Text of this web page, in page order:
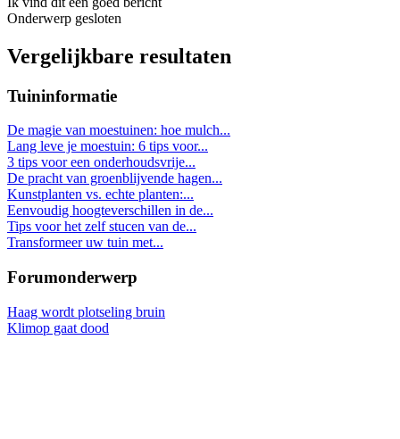
Onderwerp gesloten
Vergelijkbare resultaten
Tuininformatie
De magie van moestuinen: hoe mulch...
Lang leve je moestuin: 6 tips voor...
3 tips voor een onderhoudsvrije...
De pracht van groenblijvende hagen...
Kunstplanten vs. echte planten:...
Eenvoudig hoogteverschillen in de...
Tips voor het zelf stucen van de...
Transformeer uw tuin met...
Forumonderwerp
Haag wordt plotseling bruin
Klimop gaat dood